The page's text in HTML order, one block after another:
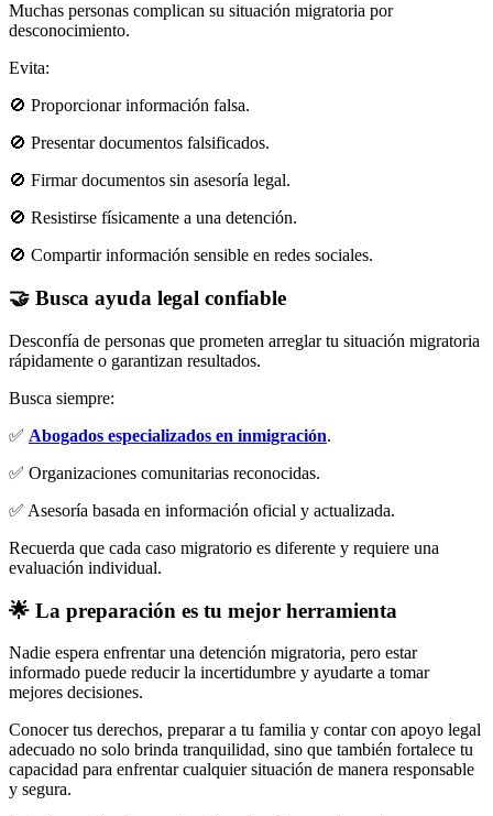
Muchas personas complican su situación migratoria por
desconocimiento.
Evita:
🚫 Proporcionar información falsa.
🚫 Presentar documentos falsificados.
🚫 Firmar documentos sin asesoría legal.
🚫 Resistirse físicamente a una detención.
🚫 Compartir información sensible en redes sociales.
🤝 Busca ayuda legal confiable
Desconfía de personas que prometen arreglar tu situación migratoria
rápidamente o garantizan resultados.
Busca siempre:
✅ Abogados especializados en inmigración.
✅ Organizaciones comunitarias reconocidas.
✅ Asesoría basada en información oficial y actualizada.
Recuerda que cada caso migratorio es diferente y requiere una
evaluación individual.
🌟 La preparación es tu mejor herramienta
Nadie espera enfrentar una detención migratoria, pero estar
informado puede reducir la incertidumbre y ayudarte a tomar
mejores decisiones.
Conocer tus derechos, preparar a tu familia y contar con apoyo legal
adecuado no solo brinda tranquilidad, sino que también fortalece tu
capacidad para enfrentar cualquier situación de manera responsable
y segura.